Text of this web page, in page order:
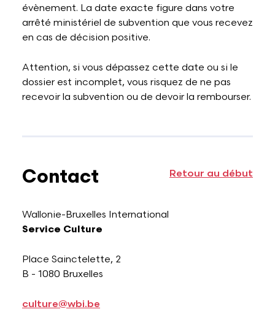
évènement. La date exacte figure dans votre
arrêté ministériel de subvention que vous recevez
en cas de décision positive.
Attention, si vous dépassez cette date ou si le
dossier est incomplet, vous risquez de ne pas
recevoir la subvention ou de devoir la rembourser.
Retour au début
Contact
Wallonie-Bruxelles International
Service Culture
Place Sainctelette, 2
B - 1080 Bruxelles
culture@wbi.be